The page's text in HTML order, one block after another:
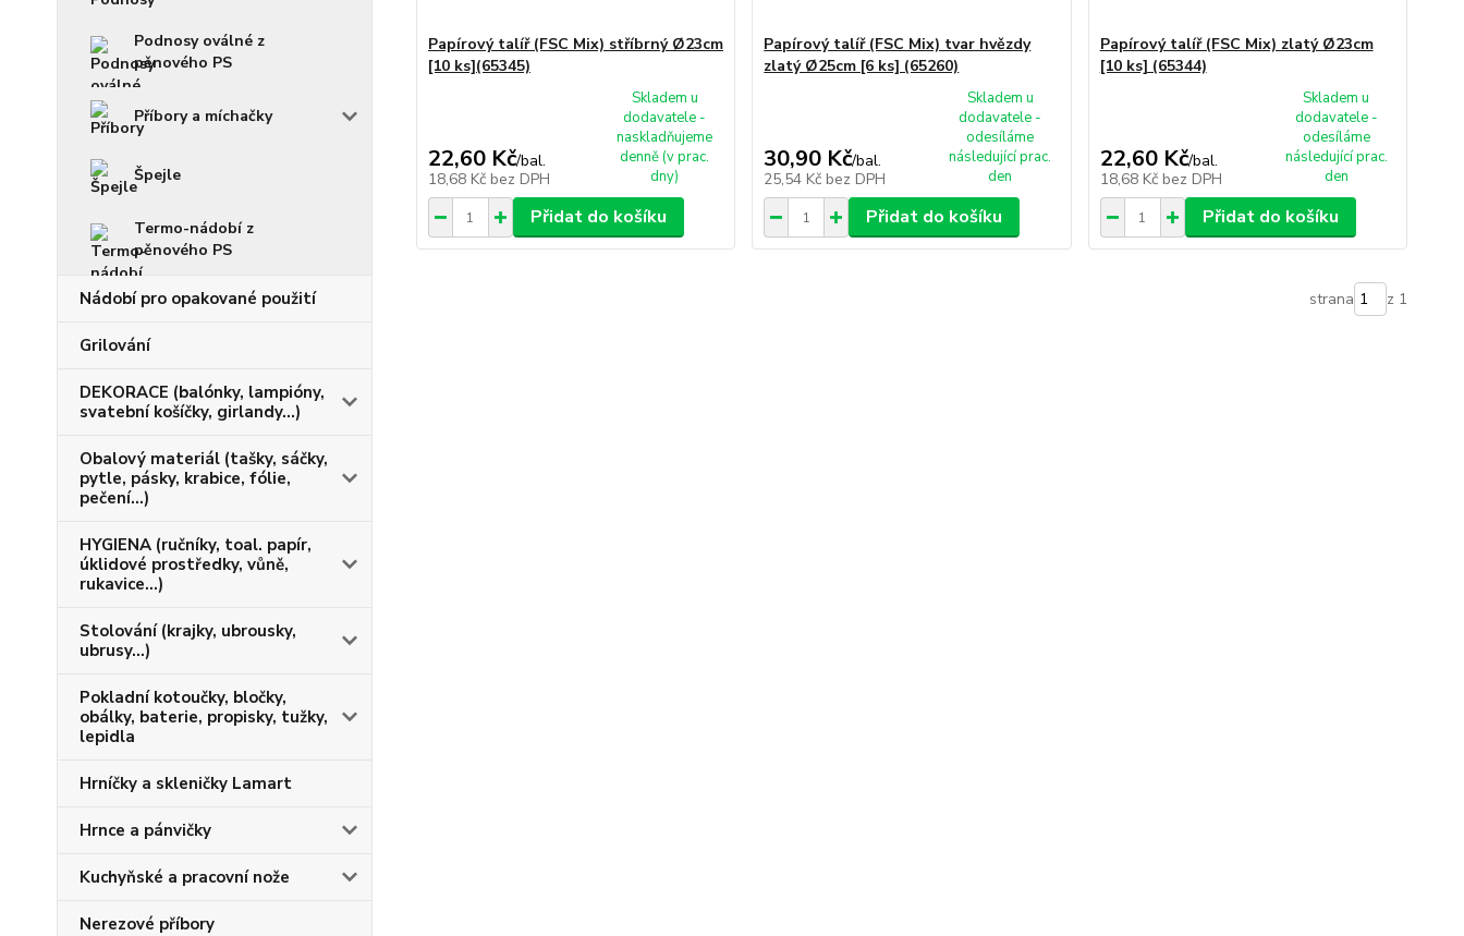
Podnosy oválné z
pěnového PS
Příbory a míchačky
Špejle
Termo-nádobí z
pěnového PS
Nádobí pro opakované použití
Grilování
DEKORACE (balónky, lampióny,
svatební košíčky, girlandy...)
Obalový materiál (tašky, sáčky,
pytle, pásky, krabice, fólie,
pečení...)
HYGIENA (ručníky, toal. papír,
úklidové prostředky, vůně,
rukavice...)
Stolování (krajky, ubrousky,
ubrusy...)
Pokladní kotoučky, bločky,
obálky, baterie, propisky, tužky,
lepidla
Hrníčky a skleničky Lamart
Hrnce a pánvičky
Kuchyňské a pracovní nože
Nerezové příbory
Papírový talíř (FSC Mix) stříbrný Ø23cm
[10 ks](65345)
22,60 Kč/bal.
18,68 Kč bez DPH
Skladem u
dodavatele -
naskladňujeme
denně (v prac.
dny)
Přidat do košíku
Papírový talíř (FSC Mix) tvar hvězdy
zlatý Ø25cm [6 ks] (65260)
30,90 Kč/bal.
25,54 Kč bez DPH
Skladem u
dodavatele -
odesíláme
následující prac.
den
Přidat do košíku
Papírový talíř (FSC Mix) zlatý Ø23cm
[10 ks] (65344)
22,60 Kč/bal.
18,68 Kč bez DPH
Skladem u
dodavatele -
odesíláme
následující prac.
den
Přidat do košíku
strana z 1